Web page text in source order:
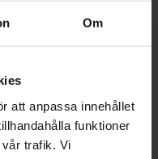
Om
att anpassa innehållet
funktioner
trafik. Vi